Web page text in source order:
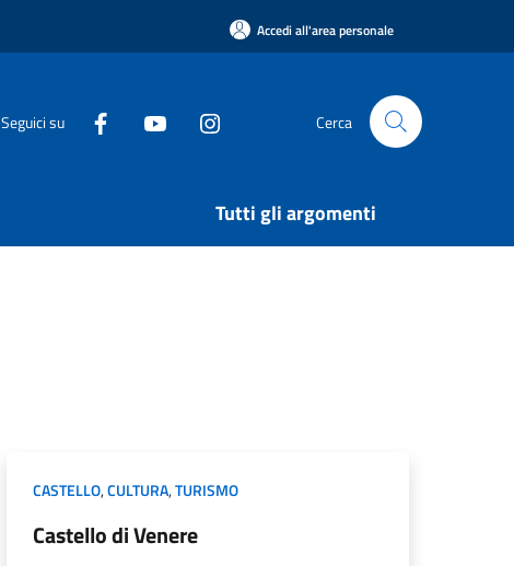
Accedi all'area personale
Seguici su Cerca
Tutti gli argomenti
CASTELLO,CULTURA,TURISMO
Castello di Venere